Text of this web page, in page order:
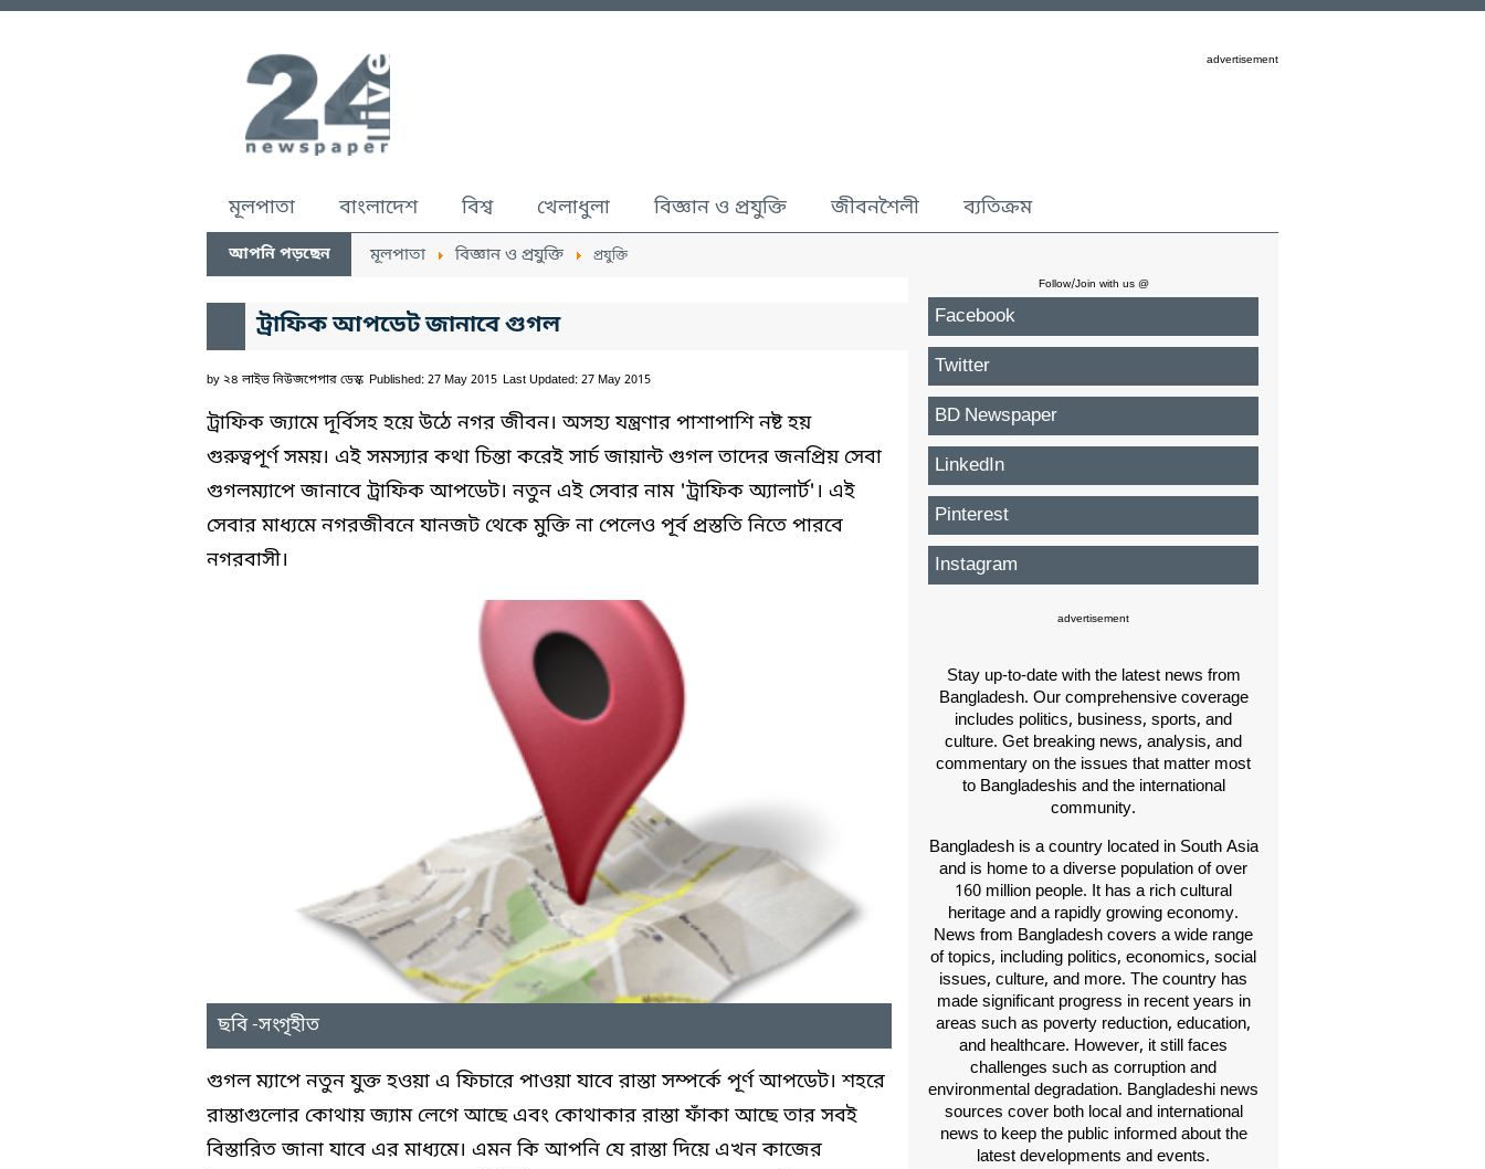
advertisement
মূলপাতা বাংলাদেশ বিশ্ব খেলাধুলা বিজ্ঞান ও প্রযুক্তি জীবনশৈলী ব্যতিক্রম
আপনি পড়ছেন মূলপাতা বিজ্ঞান ও প্রযুক্তি প্রযুক্তি
ট্রাফিক আপডেট জানাবে গুগল
by ২৪ লাইভ নিউজপেপার ডেস্ক Published: 27 May 2015 Last Updated: 27 May 2015
ট্রাফিক জ্যামে দূর্বিসহ হয়ে উঠে নগর জীবন। অসহ্য যন্ত্রণার পাশাপাশি নষ্ট হয়
গুরুত্বপূর্ণ সময়। এই সমস্যার কথা চিন্তা করেই সার্চ জায়ান্ট গুগল তাদের জনপ্রিয় সেবা
গুগলম্যাপে জানাবে ট্রাফিক আপডেট। নতুন এই সেবার নাম 'ট্রাফিক অ্যালার্ট'। এই
সেবার মাধ্যমে নগরজীবনে যানজট থেকে মুক্তি না পেলেও পূর্ব প্রস্ততি নিতে পারবে
নগরবাসী।
ছবি -সংগৃহীত
গুগল ম্যাপে নতুন যুক্ত হওয়া এ ফিচারে পাওয়া যাবে রাস্তা সম্পর্কে পূর্ণ আপডেট। শহরে
রাস্তাগুলোর কোথায় জ্যাম লেগে আছে এবং কোথাকার রাস্তা ফাঁকা আছে তার সবই
বিস্তারিত জানা যাবে এর মাধ্যমে। এমন কি আপনি যে রাস্তা দিয়ে এখন কাজের
Follow/Join with us @
Facebook
Twitter
BD Newspaper
LinkedIn
Pinterest
Instagram
advertisement
Stay up-to-date with the latest news from
Bangladesh. Our comprehensive coverage
includes politics, business, sports, and
culture. Get breaking news, analysis, and
commentary on the issues that matter most
to Bangladeshis and the international
community.
Bangladesh is a country located in South Asia
and is home to a diverse population of over
160 million people. It has a rich cultural
heritage and a rapidly growing economy.
News from Bangladesh covers a wide range
of topics, including politics, economics, social
issues, culture, and more. The country has
made significant progress in recent years in
areas such as poverty reduction, education,
and healthcare. However, it still faces
challenges such as corruption and
environmental degradation. Bangladeshi news
sources cover both local and international
news to keep the public informed about the
latest developments and events.